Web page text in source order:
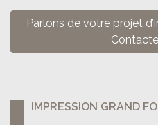
Parlons de votre projet
IMPRESSION GRAND